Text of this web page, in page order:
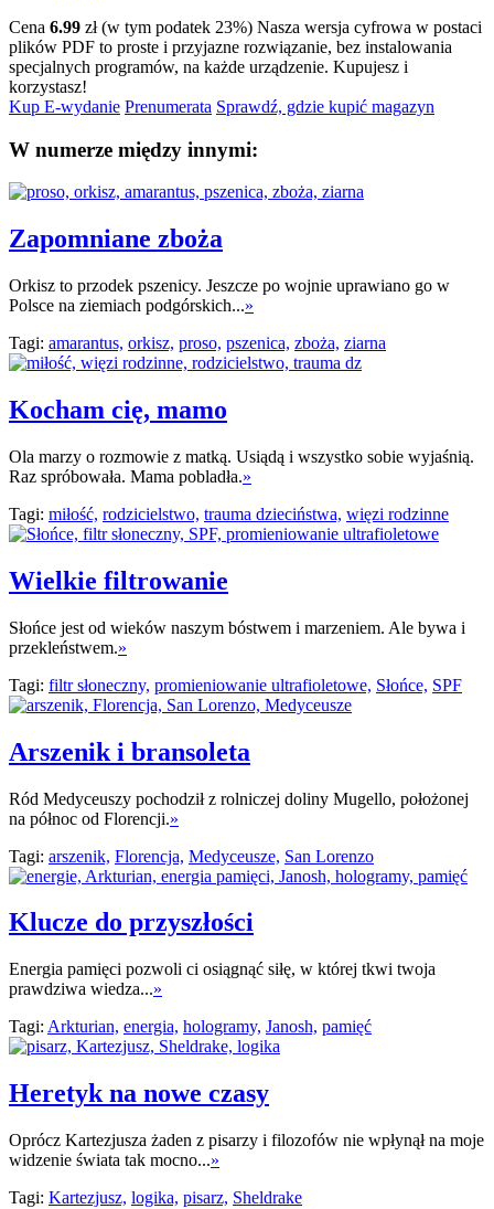
Cena 6.99 zł (w tym podatek 23%) Nasza wersja cyfrowa w postaci
plików PDF to proste i przyjazne rozwiązanie, bez instalowania
specjalnych programów, na każde urządzenie. Kupujesz i
korzystasz!
Kup E-wydanie Prenumerata Sprawdź, gdzie kupić magazyn
W numerze między innymi:
Zapomniane zboża
Orkisz to przodek pszenicy. Jeszcze po wojnie uprawiano go w
Polsce na ziemiach podgórskich...»
Tagi: amarantus, orkisz, proso, pszenica, zboża, ziarna
Kocham cię, mamo
Ola marzy o rozmowie z matką. Usiądą i wszystko sobie wyjaśnią.
Raz spróbowała. Mama pobladła.»
Tagi: miłość, rodzicielstwo, trauma dzieciństwa, więzi rodzinne
Wielkie filtrowanie
Słońce jest od wieków naszym bóstwem i marzeniem. Ale bywa i
przekleństwem.»
Tagi: filtr słoneczny, promieniowanie ultrafioletowe, Słońce, SPF
Arszenik i bransoleta
Ród Medyceuszy pochodził z rolniczej doliny Mugello, położonej
na północ od Florencji.»
Tagi: arszenik, Florencja, Medyceusze, San Lorenzo
Klucze do przyszłości
Energia pamięci pozwoli ci osiągnąć siłę, w której tkwi twoja
prawdziwa wiedza...»
Tagi: Arkturian, energia, hologramy, Janosh, pamięć
Heretyk na nowe czasy
Oprócz Kartezjusza żaden z pisarzy i filozofów nie wpłynął na moje
widzenie świata tak mocno...»
Tagi: Kartezjusz, logika, pisarz, Sheldrake